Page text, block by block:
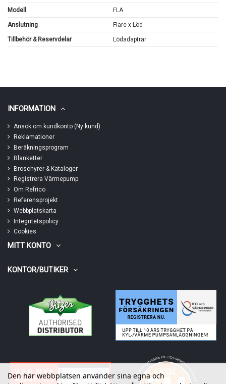
Modell FLA
Anslutning Flare x Löd
Tillbehör & Reservdelar Lödadaptrar
INFORMATION
Ansök om kundkonto (Ny kund)
Reklamationer
Beräkningsprogram
Blanketter
Broschyrer & Kataloger
Registrera Värmepump
Om Refrico
Referensprojekt
Webbplatskarta
Integritetspolicy
Cookies
MITT KONTO
KONTOR/BUTIKER
Den här webbplatsen använder sina egna och